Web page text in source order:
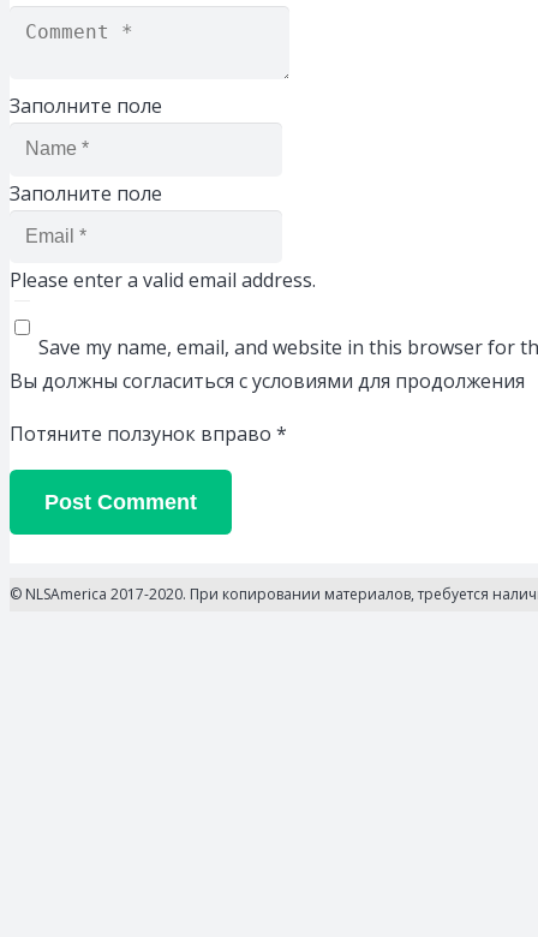
Заполните поле
Заполните поле
Please enter a valid email address.
Save my name, email, and website in this browser for
Вы должны согласиться с условиями для продолжения
Потяните ползунок вправо *
Post Comment
© NLSAmerica 2017-2020. При копировании материалов, требуется